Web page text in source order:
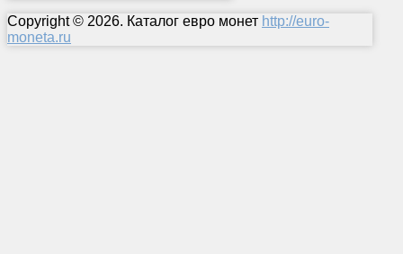
Copyright © 2026. Каталог евро монет http://euro-
moneta.ru